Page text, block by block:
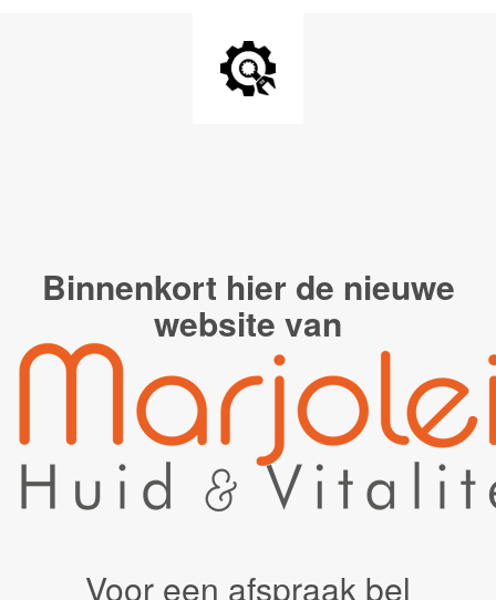
Binnenkort hier de nieuwe
website van
Voor een afspraak bel